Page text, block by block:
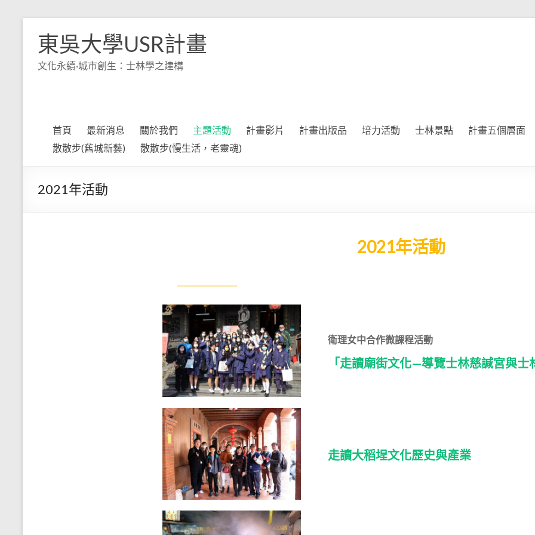
content
東吳大學USR計畫
文化永續·城市創生：士林學之建構
首頁 最新消息 關於我們 主題活動 計畫影片 計畫出版品 培力活動 士林景點
計畫五個層面
散散步(舊城新藝)
散散步(慢生活，老靈魂)
2021年活動
2021年活動
衛理女中合作微課程活動
「走讀廟街文化—導覽士林慈諴宮與士
走讀大稻埕文化歷史與產業